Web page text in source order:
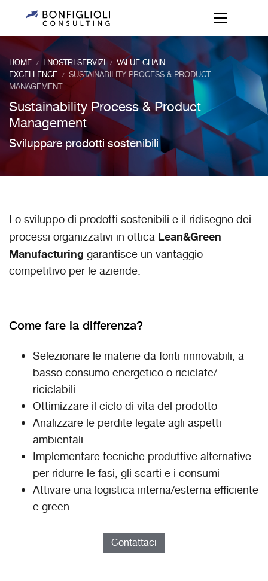
HOME / I NOSTRI SERVIZI / VALUE CHAIN
EXCELLENCE / SUSTAINABILITY PROCESS & PRODUCT
MANAGEMENT
Sustainability Process & Product
Management
Sviluppare prodotti sostenibili
Lo sviluppo di prodotti sostenibili e il ridisegno dei
processi organizzativi in ottica Lean&Green
Manufacturing garantisce un vantaggio
competitivo per le aziende.
Come fare la differenza?
Selezionare le materie da fonti rinnovabili, a
basso consumo energetico o riciclate/
riciclabili
Ottimizzare il ciclo di vita del prodotto
Analizzare le perdite legate agli aspetti
ambientali
Implementare tecniche produttive alternative
per ridurre le fasi, gli scarti e i consumi
Attivare una logistica interna/esterna efficiente
e green
Contattaci